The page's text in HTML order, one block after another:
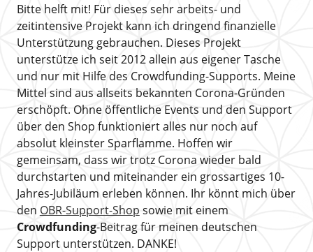
Bitte helft mit! Für dieses sehr arbeits- und
zeitintensive Projekt kann ich dringend finanzielle
Unterstützung gebrauchen. Dieses Projekt
unterstütze ich seit 2012 allein aus eigener Tasche
und nur mit Hilfe des Crowdfunding-Supports. Meine
Mittel sind aus allseits bekannten Corona-Gründen
erschöpft. Ohne öffentliche Events und den Support
über den Shop funktioniert alles nur noch auf
absolut kleinster Sparflamme. Hoffen wir
gemeinsam, dass wir trotz Corona wieder bald
durchstarten und miteinander ein grossartiges 10-
Jahres-Jubiläum erleben können. Ihr könnt mich über
den OBR-Support-Shop sowie mit einem
Crowdfunding-Beitrag für meinen deutschen
Support unterstützen. DANKE!